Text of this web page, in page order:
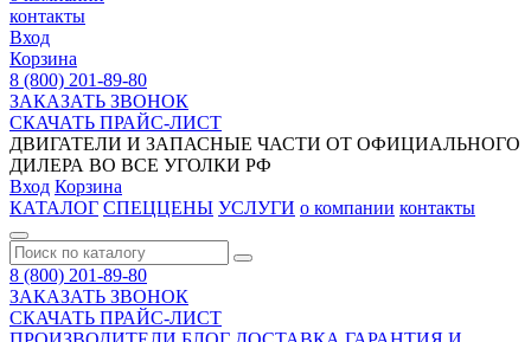
контакты
Вход
Корзина
8 (800) 201-89-80
ЗАКАЗАТЬ ЗВОНОК
СКАЧАТЬ ПРАЙС-ЛИСТ
ДВИГАТЕЛИ И ЗАПАСНЫЕ ЧАСТИ ОТ ОФИЦИАЛЬНОГО
ДИЛЕРА ВО ВСЕ УГОЛКИ РФ
Вход Корзина
КАТАЛОГ СПЕЦЦЕНЫ УСЛУГИ о компании контакты
8 (800) 201-89-80
ЗАКАЗАТЬ ЗВОНОК
СКАЧАТЬ ПРАЙС-ЛИСТ